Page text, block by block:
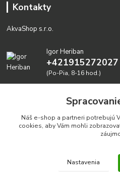
Kontakty
AkvaShop s.r.o.
Igor Heriban
+421915272027
(Po-Pia, 8-16 hod.)
Realizujeme prírodné
Náš e-shop a partneri potrebujú
cookies, aby Vám mohli
Nastavenia